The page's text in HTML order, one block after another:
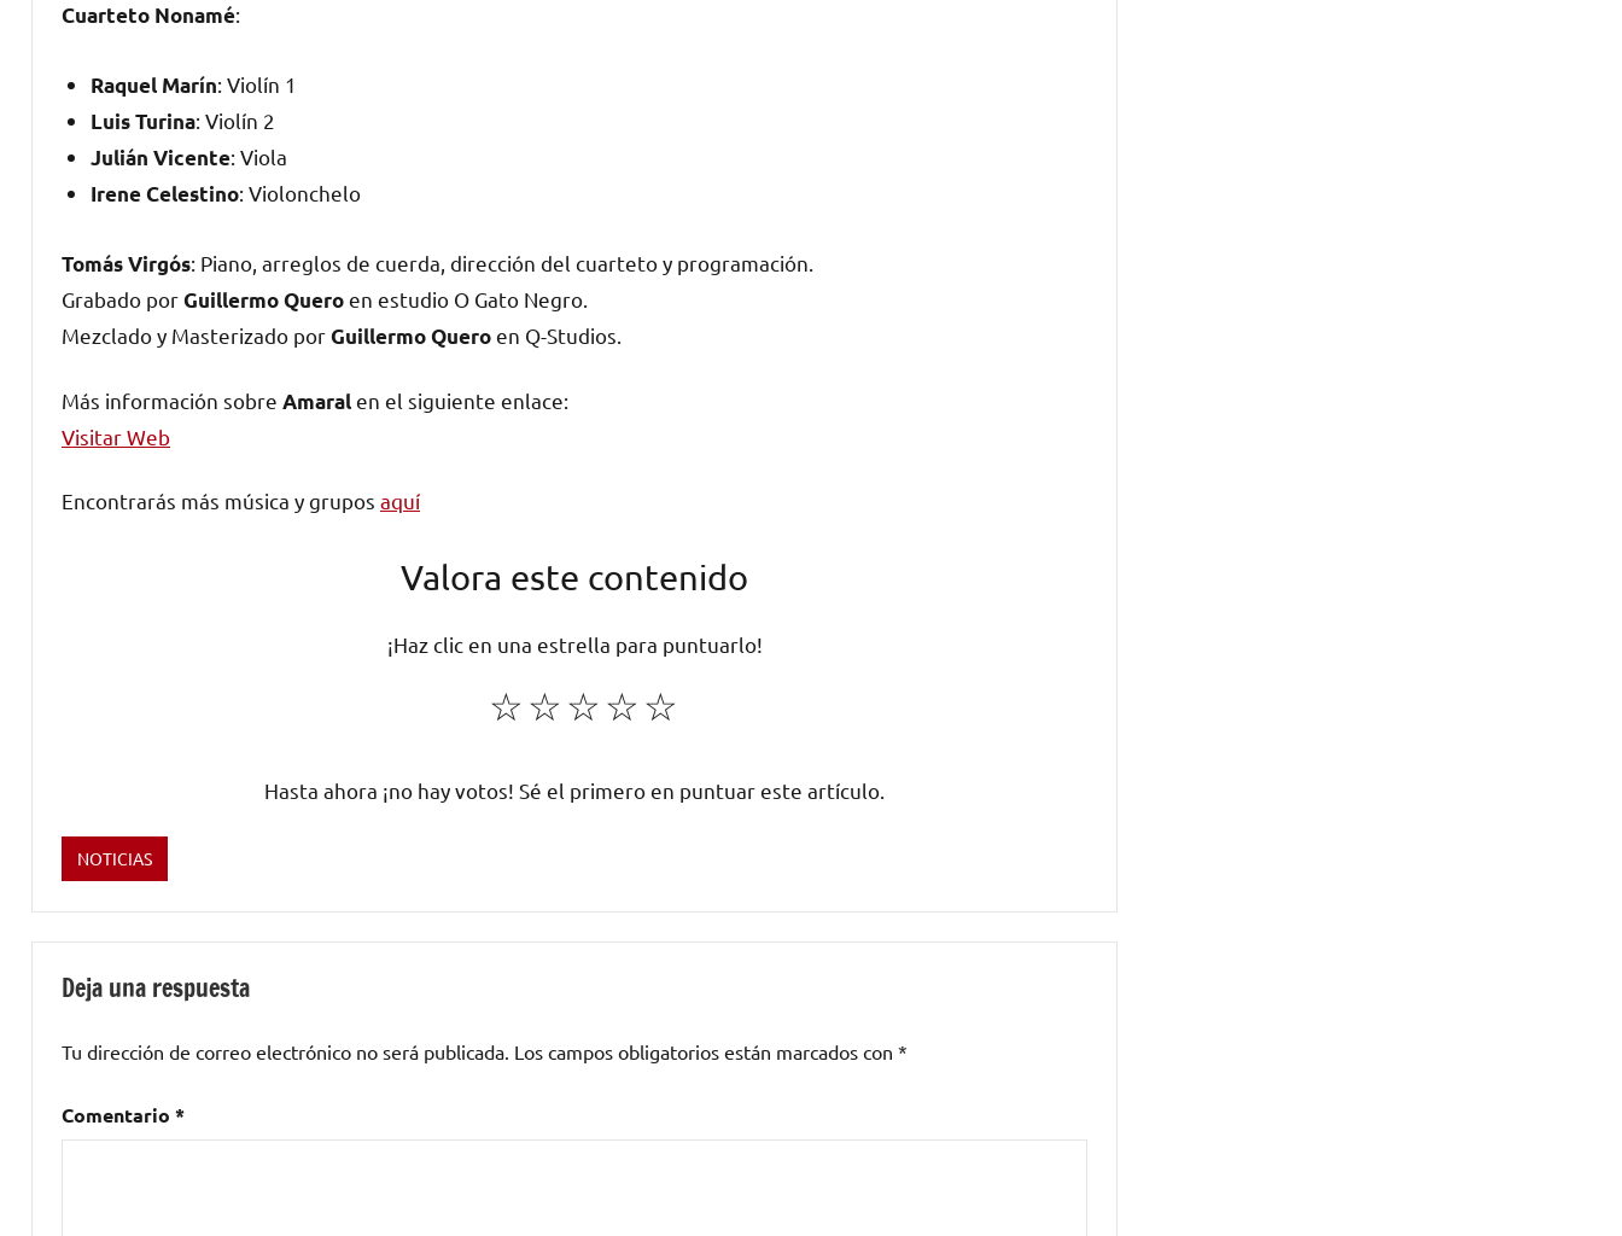
Cuarteto Nonamé:
Raquel Marín: Violín 1
Luis Turina: Violín 2
Julián Vicente: Viola
Irene Celestino: Violonchelo
Tomás Virgós: Piano, arreglos de cuerda, dirección del cuarteto y programación.
Grabado porGuillermo Queroen estudio O Gato Negro.
Mezclado y Masterizado porGuillermo Queroen Q-Studios.
Más información sobre Amaralen el siguiente enlace:
Visitar Web
Encontrarás más música y grupos aquí
Valora este contenido
¡Haz clic en una estrella para puntuarlo!
☆
☆
☆
☆
☆
Hasta ahora ¡no hay votos! Sé el primero en puntuar este artículo.
Etiquetado
como
AMARAL,
Eva
Amaral
NOTICIAS
Deja una respuesta
Tu dirección de correo electrónico no será publicada. Los campos obligatorios están marcados con *
Comentario *